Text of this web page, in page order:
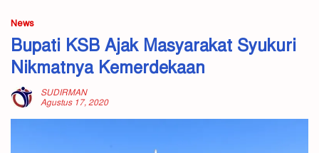
News
Bupati KSB Ajak Masyarakat Syukuri
Nikmatnya Kemerdekaan
SUDIRMAN
Agustus 17, 2020